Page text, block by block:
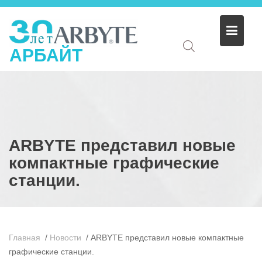
АРБАЙТ
ARBYTE представил новые
компактные графические
станции.
Главная / Новости / ARBYTE представил новые компактные
графические станции.